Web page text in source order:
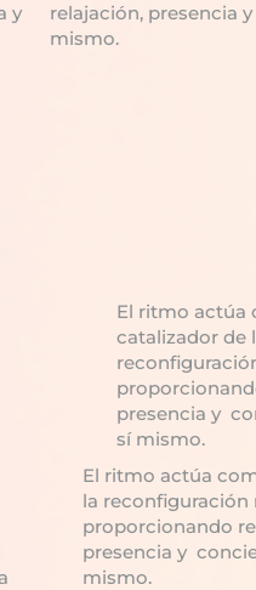
y
relajación, presencia
mismo.
El ritmo actúa
catalizador de
presencia y
sí mismo.
El ritmo actúa
la reconfiguración
proporcionando
presencia y
mismo.